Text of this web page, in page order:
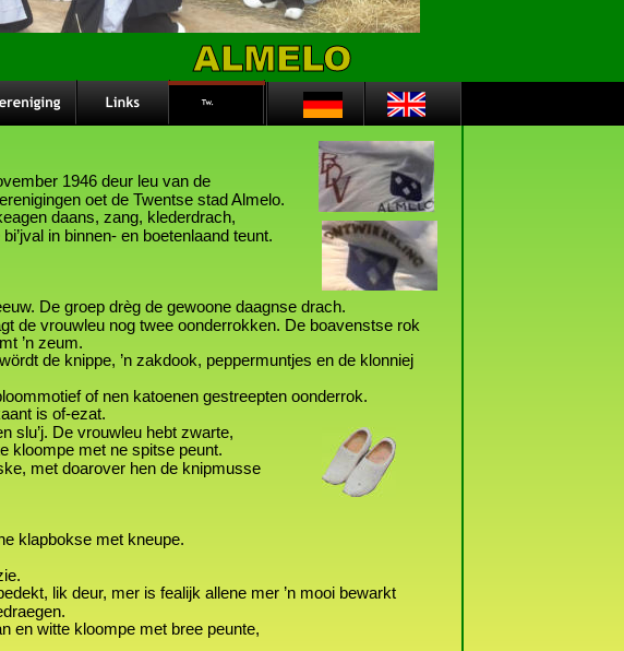
ALMELO
1946 deur leu van de
oet de Twentse stad Almelo.
daans, zang, klederdrach,
in binnen- en boetenlaand teunt.
De groep drèg de gewoone daagnse drach.
de vrouwleu nog twee oonderrokken. De boavenstse rok
’n zeum.
wördt de knippe, ’n zakdook, peppermuntjes en de klonniej
bloommotief of nen katoenen gestreepten oonderrok.
is of-ezat.
slu’j. De vrouwleu hebt zwarte,
kloompe met ne spitse peunt.
met doarover hen de knipmusse
klapbokse met kneupe.
lik deur, mer is fealijk allene mer ’n mooi bewarkt
edraegen.
an en witte kloompe met bree peunte,